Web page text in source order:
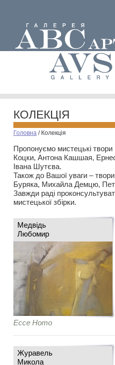
КОЛЕКЦІЯ
Головна / Колекція
Пропонуємо мистецькі твори
Коцки, Антона Кашшая,
Івана Шутєва.
Також до Вашої уваги –
Буряка, Михайла Демцю,
Завжди раді
мистецької збірки.
Медвідь
Любомир
Ecce Homo
Журавель
Микола